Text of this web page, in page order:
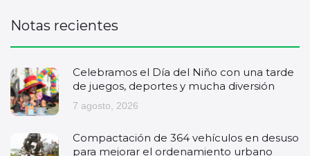
Notas recientes
Celebramos el Día del Niño con una tarde
de juegos, deportes y mucha diversión
7 agosto, 2026
Compactación de 364 vehículos en desuso
para mejorar el ordenamiento urbano